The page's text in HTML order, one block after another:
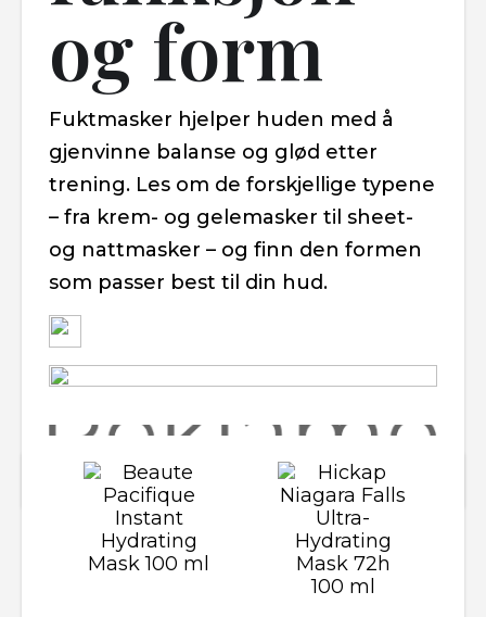
og form
Fuktmasker hjelper huden med å
gjenvinne balanse og glød etter
trening. Les om de forskjellige typene
– fra krem- og gelemasker til sheet-
og nattmasker – og finn den formen
som passer best til din hud.